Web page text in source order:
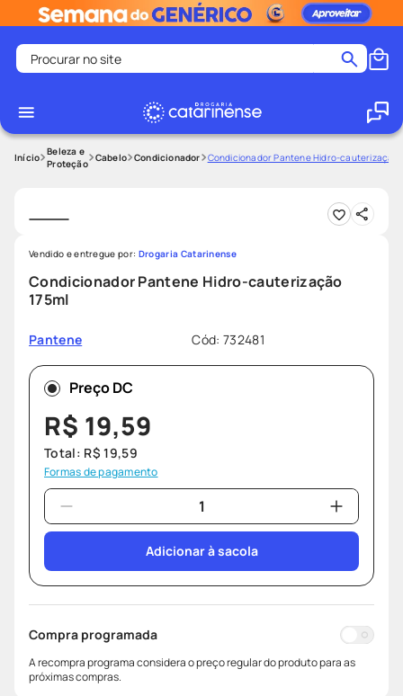
Procurar no site
1
2 º
medley
7º
protetor solar
10
º teste gravidez
Beleza e
Proteção Cabelo Condicionador Condicionador Pantene Hidro-cauterização
Condicionador Pantene Hidro-cauterização
175ml
Pantene Cód: 732481
Vendido e entregue por: Drogaria Catarinense
Preço DC
R$ 19,59
Total: R$ 19,59
Formas de pagamento
Adicionar à sacola
Compra programada
A recompra programa considera o preço regular do produto para as
próximas compras.